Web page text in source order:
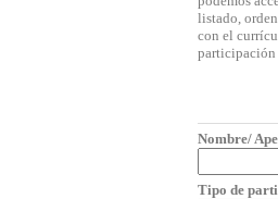
listado,
con el
participación
Nombre/
Tipo de